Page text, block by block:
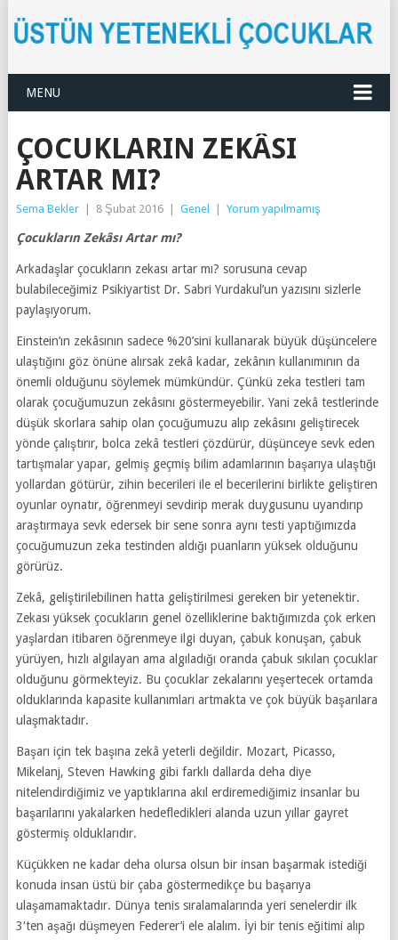
MENU
ÇOCUKLARIN ZEKÂSI
ARTAR MI?
Sema Bekler 8 Şubat 2016 Genel Yorum yapılmamış
Çocukların Zekâsı Artar mı?
Arkadaşlar çocukların zekası artar mı? sorusuna cevap
bulabileceğimiz Psikiyartist Dr. Sabri Yurdakul’un yazısını sizlerle
paylaşıyorum.
Einstein’ın zekâsının sadece %20’sini kullanarak büyük düşüncelere
ulaştığını göz önüne alırsak zekâ kadar, zekânın kullanımının da
önemli olduğunu söylemek mümkündür. Çünkü zeka testleri tam
olarak çocuğumuzun zekâsını göstermeyebilir. Yani zekâ testlerinde
düşük skorlara sahip olan çocuğumuzu alıp zekâsını geliştirecek
yönde çalıştırır, bolca zekâ testleri çözdürür, düşünceye sevk eden
tartışmalar yapar, gelmiş geçmiş bilim adamlarının başarıya ulaştığı
yollardan götürür, zihin becerileri ile el becerilerini birlikte geliştiren
oyunlar oynatır, öğrenmeyi sevdirip merak duygusunu uyandırıp
araştırmaya sevk edersek bir sene sonra aynı testi yaptığımızda
çocuğumuzun zeka testinden aldığı puanların yüksek olduğunu
görürüz.
Zekâ, geliştirilebilinen hatta geliştirilmesi gereken bir yetenektir.
Zekası yüksek çocukların genel özelliklerine baktığımızda çok erken
yaşlardan itibaren öğrenmeye ilgi duyan, çabuk konuşan, çabuk
yürüyen, hızlı algılayan ama algıladığı oranda çabuk sıkılan çocuklar
olduğunu görmekteyiz. Bu çocuklar zekalarını yeşertecek ortamda
olduklarında kapasite kullanımları artmakta ve çok büyük başarılara
ulaşmaktadır.
Başarı için tek başına zekâ yeterli değildir. Mozart, Picasso,
Mikelanj, Steven Hawking gibi farklı dallarda deha diye
nitelendirdiğimiz ve yaptıklarına akıl erdiremediğimiz insanlar bu
başarılarını yakalarken hedefledikleri alanda uzun yıllar gayret
göstermiş olduklarıdır.
Küçükken ne kadar deha olursa olsun bir insan başarmak istediği
konuda insan üstü bir çaba göstermedikçe bu başarıya
ulaşamamaktadır. Dünya tenis sıralamalarında yeri senelerdir ilk
3′ten aşağı düşmeyen Federer’i ele alalım. İyi bir tenis eğitimi alıp